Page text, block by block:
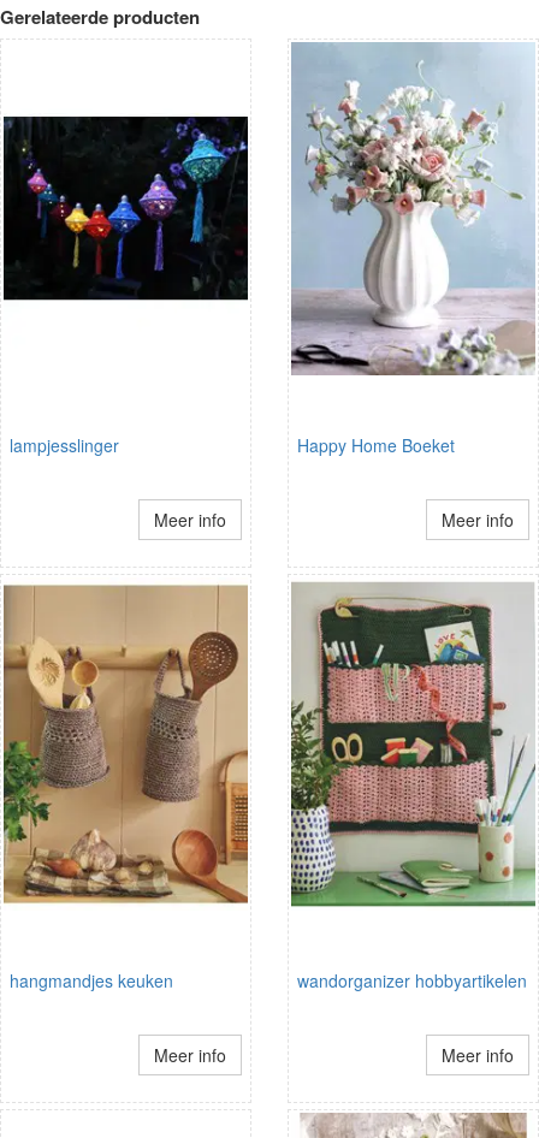
Gerelateerde producten
lampjesslinger
Meer info
Happy Home Boeket
Meer info
hangmandjes keuken
Meer info
wandorganizer hobbyartikelen
Meer info